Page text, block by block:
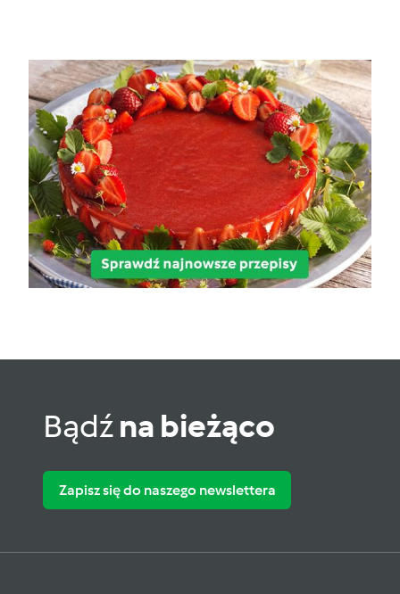
Bądźna bieżąco
Zapisz się do naszego newslettera